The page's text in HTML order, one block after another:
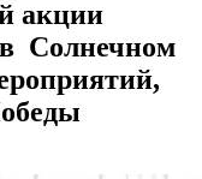
акции
Солнечном